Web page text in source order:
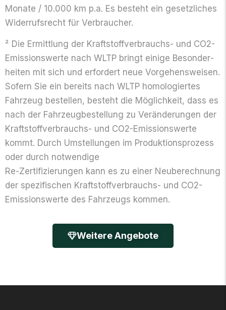
Monate / 10.000 km p.a. Es besteht ein gesetz­liches
Widerrufs­recht für Verbraucher.
² Die Ermittlung der Kraftstoff­verbrauchs- und CO2-
Emissionswerte nach WLTP bringt einige Besonder­
heiten mit sich und erfordert neue Vorgehens­weisen.
Sofern Sie ein bereits nach WLTP homologiertes
Fahrzeug bestellen, besteht die Möglichkeit, dass es
nach der Fahrzeugbestellung zu Veränderungen der
Kraftstoff­verbrauchs- und CO2-Emissionswerte
kommt. Durch Umstellungen im Produktions­prozess
oder durch notwendige
Re-Zerti­fizierungen kann es zu einer Neu­berechnung
der spezifischen Kraftstoff­verbrauchs- und CO2-
Emissions­werte des Fahrzeugs kommen.
Weitere Angebote